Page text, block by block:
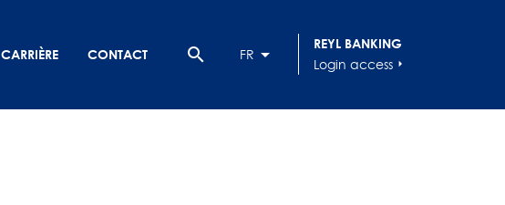
CARRIÈRE CONTACT search FR
REYL BANKING
Login access arrow_right